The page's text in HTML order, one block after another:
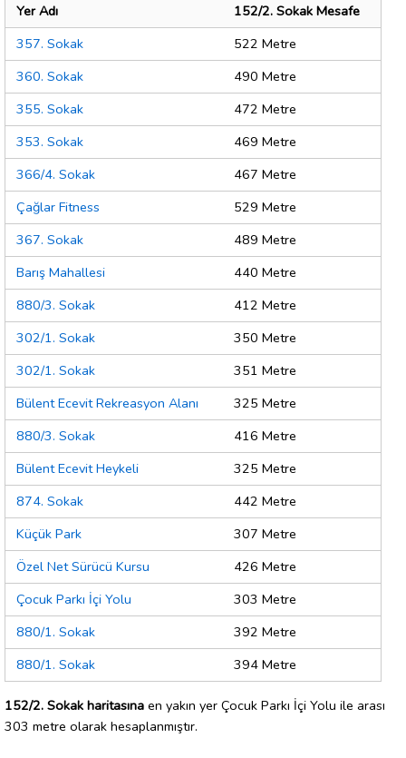
Yer Adı
152/2. Sokak Mesafe
357. Sokak
522 Metre
360. Sokak
490 Metre
355. Sokak
472 Metre
353. Sokak
469 Metre
366/4. Sokak
467 Metre
Çağlar Fitness
529 Metre
367. Sokak
489 Metre
Barış Mahallesi
440 Metre
880/3. Sokak
412 Metre
302/1. Sokak
350 Metre
302/1. Sokak
351 Metre
Bülent Ecevit Rekreasyon Alanı
325 Metre
880/3. Sokak
416 Metre
Bülent Ecevit Heykeli
325 Metre
874. Sokak
442 Metre
Küçük Park
307 Metre
Özel Net Sürücü Kursu
426 Metre
Çocuk Parkı İçi Yolu
303 Metre
880/1. Sokak
392 Metre
880/1. Sokak
394 Metre
152/2. Sokak haritasına en yakın yer Çocuk Parkı İçi Yolu ile arası
303 metre olarak hesaplanmıştır.